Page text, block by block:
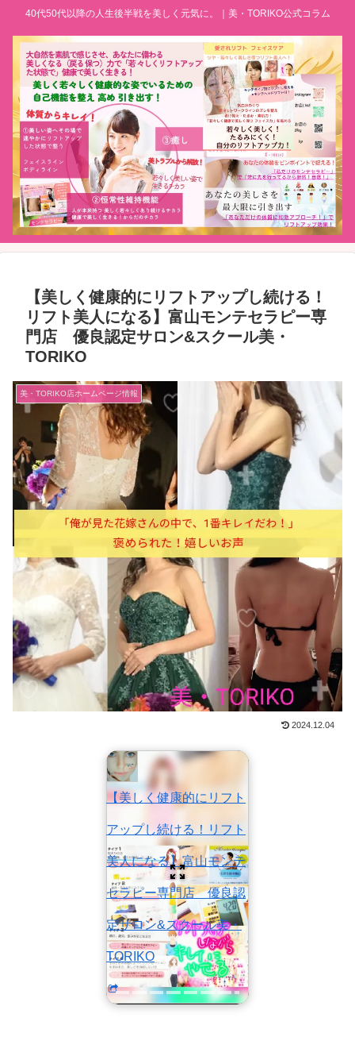
40代50代以降の人生後半戦を美しく元気に。｜美・TORIKO公式コラム
【美しく健康的にリフトアップし続ける！
リフト美人になる】富山モンテセラピー専
門店 優良認定サロン&スクール美・
TORIKO
美・TORIKO店ホームページ情報
2024.12.04
【美しく健康的にリフト
アップし続ける！リフト
美人になる】富山モンテ
セラピー専門店 優良認
定サロン&スクール美・
TORIKO